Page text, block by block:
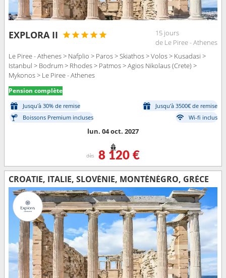
EXPLORA II
15 jours
de Le Piree - Athenes
Le Piree - Athenes > Nafplio > Paros > Skiathos > Volos > Kusadasi >
Istanbul > Bodrum > Rhodes > Patmos > Agios Nikolaus (Crete) >
Mykonos > Le Piree - Athenes
Pension complète
Jusqu'à 30% de remise
Jusqu'à 3500€ de remise
Boissons Premium incluses
Wi-fi inclus
lun. 04 oct. 2027
dès 8 120 €
CROATIE, ITALIE, SLOVÉNIE, MONTÉNÉGRO, GRÈCE